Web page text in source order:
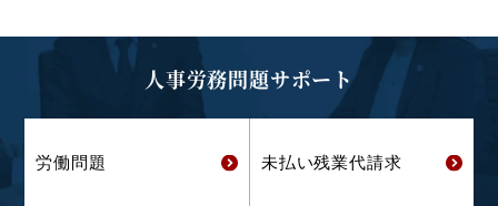
人事労務問題サポート
労働問題 未払い残業代請求